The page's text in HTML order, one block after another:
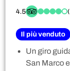
4.5
Il più venduto
Un giro
San Marco